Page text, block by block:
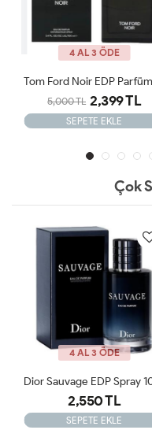
4 AL 3 ÖDE
5,000 TL 2,399 TL
SEPETE EKLE
Çok
4 AL 3 ÖDE
2,550 TL
SEPETE EKLE